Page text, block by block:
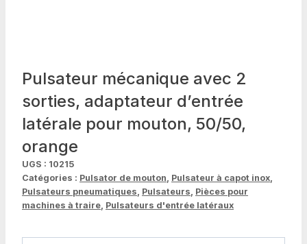
Pulsateur mécanique avec 2
sorties, adaptateur d’entrée
latérale pour mouton, 50/50,
orange
UGS : 10215
Catégories : Pulsator de mouton, Pulsateur à capot inox,
Pulsateurs pneumatiques, Pulsateurs, Pièces pour
machines à traire, Pulsateurs d'entrée latéraux